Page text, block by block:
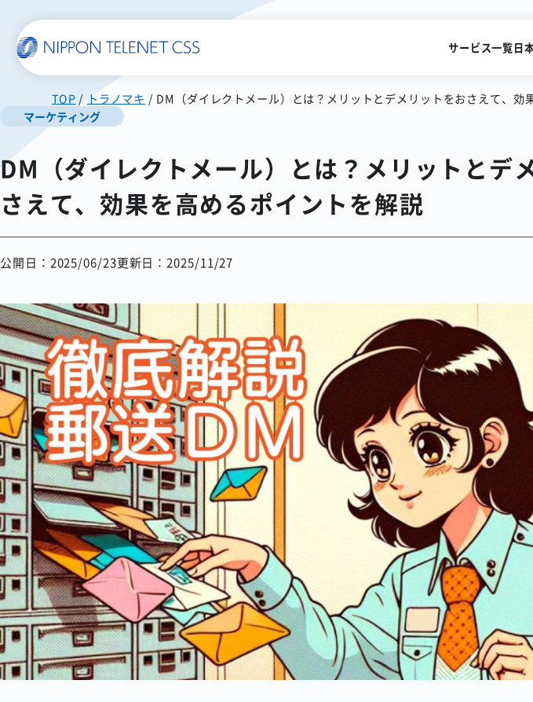
サービス一覧日
一覧で詳細を見る
使いやすい
SMS送信サービス
スマホに届く
WEB郵便
SMSを送るだけ
発注書/見積書の作成から
TOP トラノマキ
DM（ダイレクトメール）とは？メリットとデメリットをおさえて、効
マーケティング
DM（ダイレクトメール）とは？メリットとデ
さえて、効果を高めるポイントを解説
公開日：2025/06/23更新日：2025/11/27